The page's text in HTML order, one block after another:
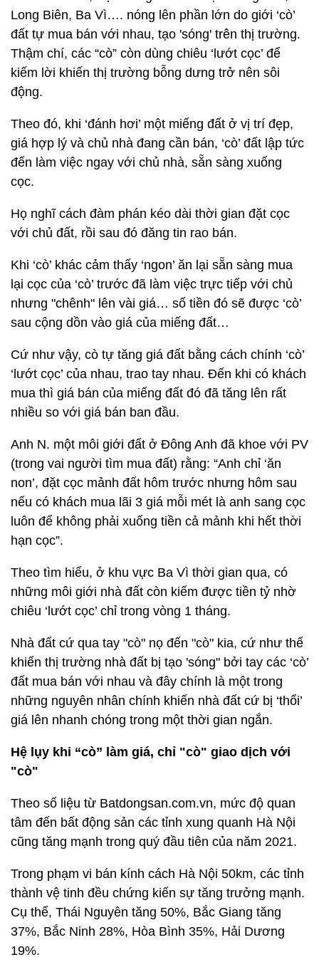
Long Biên, Ba Vì…. nóng lên phần lớn do giới ‘cò’
đất tự mua bán với nhau, tạo 'sóng' trên thị trường.
Thậm chí, các “cò” còn dùng chiêu ‘lướt cọc’ để
kiếm lời khiến thị trường bỗng dưng trở nên sôi
động.
Theo đó, khi ‘đánh hơi’ một miếng đất ở vị trí đẹp,
giá hợp lý và chủ nhà đang cần bán, ‘cò’ đất lập tức
đến làm việc ngay với chủ nhà, sẵn sàng xuống
cọc.
Họ nghĩ cách đàm phán kéo dài thời gian đặt cọc
với chủ đất, rồi sau đó đăng tin rao bán.
Khi ‘cò’ khác cảm thấy ‘ngon’ ăn lại sẵn sàng mua
lại cọc của ‘cò’ trước đã làm việc trực tiếp với chủ
nhưng "chênh" lên vài giá… số tiền đó sẽ được ‘cò’
sau cộng dồn vào giá của miếng đất…
Cứ như vậy, cò tự tăng giá đất bằng cách chính ‘cò’
‘lướt cọc’ của nhau, trao tay nhau. Đến khi có khách
mua thì giá bán của miếng đất đó đã tăng lên rất
nhiều so với giá bán ban đầu.
Anh N. một môi giới đất ở Đông Anh đã khoe với PV
(trong vai người tìm mua đất) rằng: “Anh chỉ ‘ăn
non’, đặt cọc mảnh đất hôm trước nhưng hôm sau
nếu có khách mua lãi 3 giá mỗi mét là anh sang cọc
luôn để không phải xuống tiền cả mảnh khi hết thời
hạn cọc”.
Theo tìm hiểu, ở khu vực Ba Vì thời gian qua, có
những môi giới nhà đất còn kiếm được tiền tỷ nhờ
chiêu ‘lướt cọc’ chỉ trong vòng 1 tháng.
Nhà đất cứ qua tay "cò" nọ đến "cò" kia, cứ như thế
khiến thị trường nhà đất bị tạo 'sóng" bởi tay các ‘cò’
đất mua bán với nhau và đây chính là một trong
những nguyên nhân chính khiến nhà đất cứ bị ‘thổi’
giá lên nhanh chóng trong một thời gian ngắn.
Hệ lụy khi “cò” làm giá, chỉ "cò" giao dịch với
"cò"
Theo số liệu từ Batdongsan.com.vn, mức độ quan
tâm đến bất động sản các tỉnh xung quanh Hà Nội
cũng tăng mạnh trong quý đầu tiên của năm 2021.
Trong phạm vi bán kính cách Hà Nội 50km, các tỉnh
thành vệ tinh đều chứng kiến sự tăng trưởng mạnh.
Cụ thể, Thái Nguyên tăng 50%, Bắc Giang tăng
37%, Bắc Ninh 28%, Hòa Bình 35%, Hải Dương
19%.